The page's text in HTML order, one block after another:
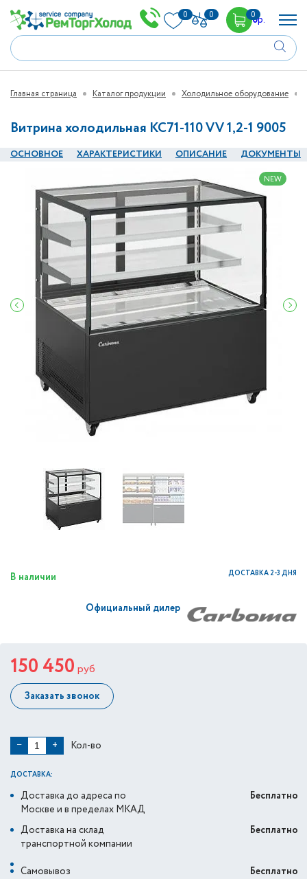
0 0 00р.
Главная страница Каталог продукции Холодильное оборудование
Витрина холодильная KC71-110 VV 1,2-1 9005
ОСНОВНОЕ ХАРАКТЕРИСТИКИ ОПИСАНИЕ ДОКУМЕНТЫ
NEW
В наличии ДОСТАВКА 2-3 ДНЯ
Официальный дилер
150 450 руб
Заказать звонок
− + Кол-во
ДОСТАВКА:
Доставка до адреса по
Москве и в пределах МКАД
Бесплатно
Доставка на склад
транспортной компании
Бесплатно
Самовывоз
Бесплатно